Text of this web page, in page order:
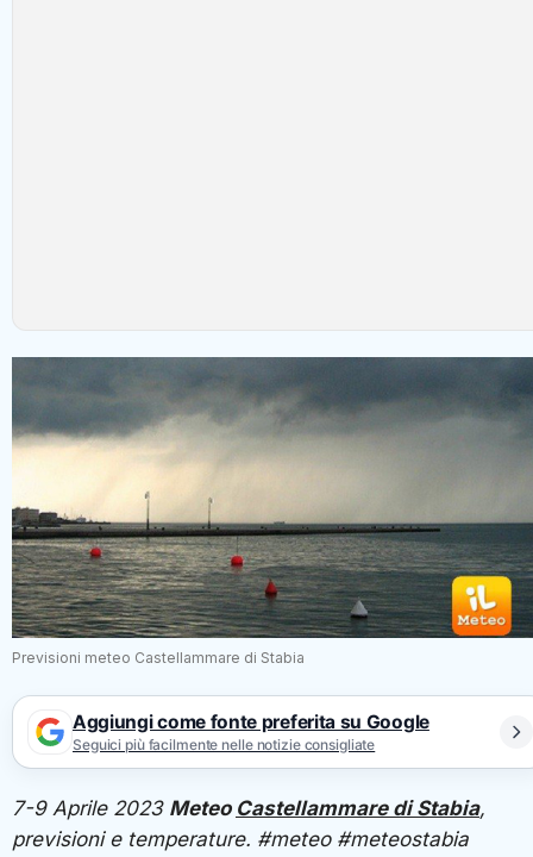
Previsioni meteo Castellammare di Stabia
Aggiungi come fonte preferita su Google
Seguici più facilmente nelle notizie consigliate
7-9 Aprile 2023 Meteo Castellammare di Stabia,
previsioni e temperature. #meteo #meteostabia